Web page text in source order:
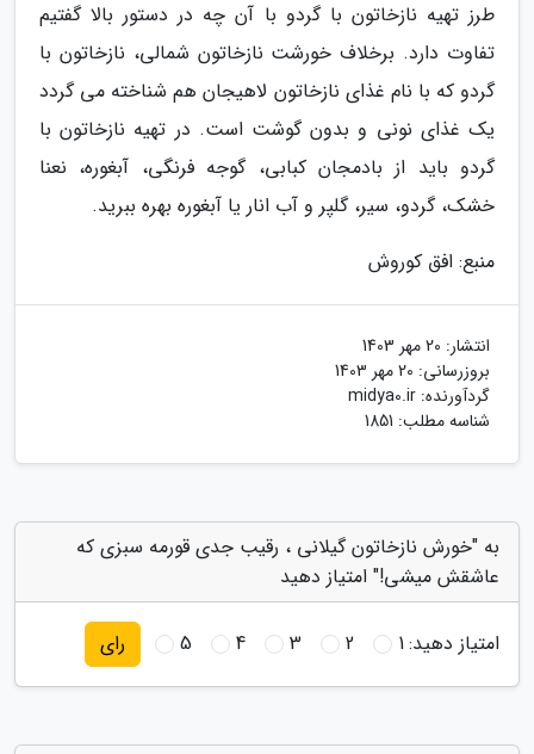
طرز تهیه نازخاتون با گردو با آن چه در دستور بالا گفتیم
تفاوت دارد. برخلاف خورشت نازخاتون شمالی، نازخاتون با
گردو که با نام غذای نازخاتون لاهیجان هم شناخته می گردد
یک غذای نونی و بدون گوشت است. در تهیه نازخاتون با
گردو باید از بادمجان کبابی، گوجه فرنگی، آبغوره، نعنا
خشک، گردو، سیر، گلپر و آب انار یا آبغوره بهره ببرید.
منبع: افق کوروش
انتشار: 20 مهر 1403
بروزرسانی: 20 مهر 1403
گردآورنده: midya0.ir
شناسه مطلب: 1851
به "خورش نازخاتون گیلانی ، رقیب جدی قورمه سبزی که
عاشقش میشی!" امتیاز دهید
امتیاز دهید:1
2
3
4
5 رای